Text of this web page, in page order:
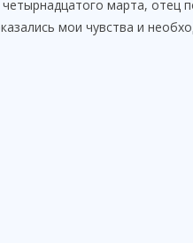
V
марта, отец
мои чувства и